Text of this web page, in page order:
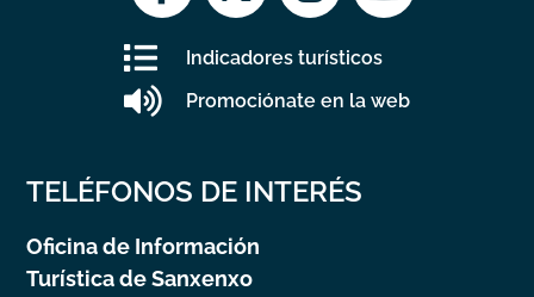
Indicadores turísticos
Promociónate en la web
TELÉFONOS DE INTERÉS
Oficina de Información
Turística de Sanxenxo